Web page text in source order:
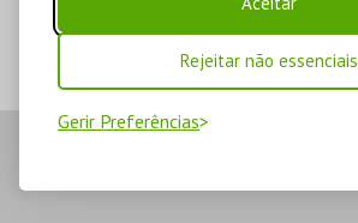
Rejeitar não essenciais
Gerir Preferências